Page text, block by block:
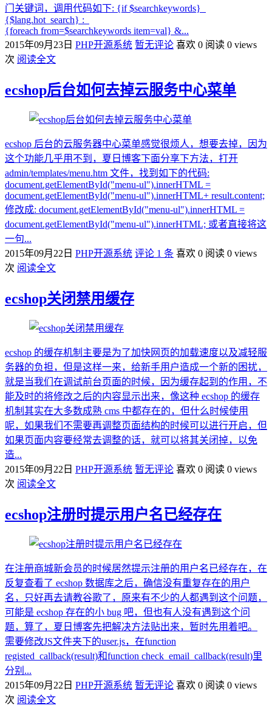
门关键词，调用代码如下: {if $searchkeywords}
{$lang.hot_search} :
{foreach from=$searchkeywords item=val} &...
2015年09月23日 PHP开源系统 暂无评论 喜欢 0 阅读 0 views
次 阅读全文
ecshop后台如何去掉云服务中心菜单
ecshop 后台的云服务器中心菜单感觉很烦人，想要去掉，因为
这个功能几乎用不到，夏日博客下面分享下方法，打开
admin/templates/menu.htm 文件，找到如下的代码:
document.getElementById("menu-ul").innerHTML =
document.getElementById("menu-ul").innerHTML+ result.content;
修改成: document.getElementById("menu-ul").innerHTML =
document.getElementById("menu-ul").innerHTML; 或者直接将这
一句...
2015年09月22日 PHP开源系统 评论 1 条 喜欢 0 阅读 0 views
次 阅读全文
ecshop关闭禁用缓存
ecshop 的缓存机制主要是为了加快网页的加载速度以及减轻服
务器的负担，但是这样一来，给新手用户造成一个新的困扰，
就是当我们在调试前台页面的时候，因为缓存起到的作用，不
能及时的将修改之后的内容显示出来，像这种 ecshop 的缓存
机制其实在大多数成熟 cms 中都存在的，但什么时候使用
呢，如果我们不需要再调整页面结构的时候可以进行开启，但
如果页面内容要经常去调整的话，就可以将其关闭掉，以免
造...
2015年09月22日 PHP开源系统 暂无评论 喜欢 0 阅读 0 views
次 阅读全文
ecshop注册时提示用户名已经存在
在注册商城新会员的时候居然提示注册的用户名已经存在，在
反复查看了 ecshop 数据库之后，确信没有重复存在的用户
名，只好再去请教谷歌了，原来有不少的人都遇到这个问题，
可能是 ecshop 存在的小 bug 吧，但也有人没有遇到这个问
题，算了，夏日博客先把解决方法贴出来，暂时先用着吧。
需要修改JS文件夹下的user.js，在function
registed_callback(result)和function check_email_callback(result)里
分别...
2015年09月22日 PHP开源系统 暂无评论 喜欢 0 阅读 0 views
次 阅读全文